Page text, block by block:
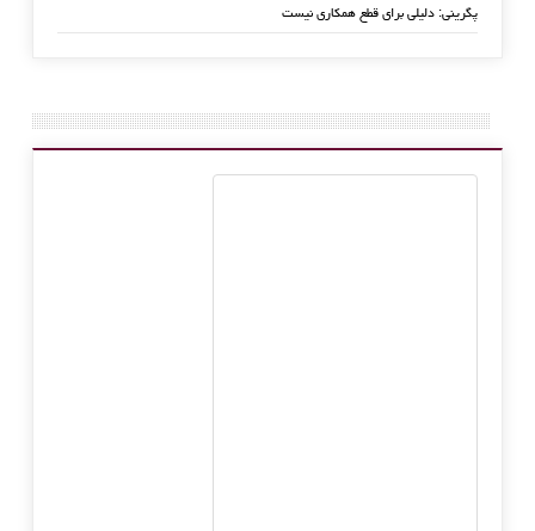
پگرینی: دلیلی برای قطع همکاری نیست